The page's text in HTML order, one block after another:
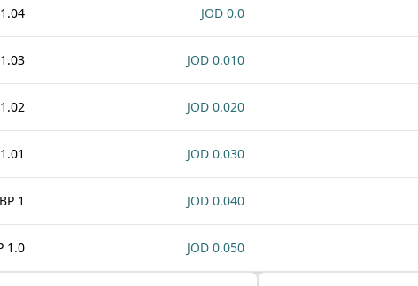
0.0 JOD
1.04 GBP
0.010 JOD
1.03 GBP
0.020 JOD
1.02 GBP
0.030 JOD
1.01 GBP
0.040 JOD
1 GBP
0.050 JOD
1.0 GBP